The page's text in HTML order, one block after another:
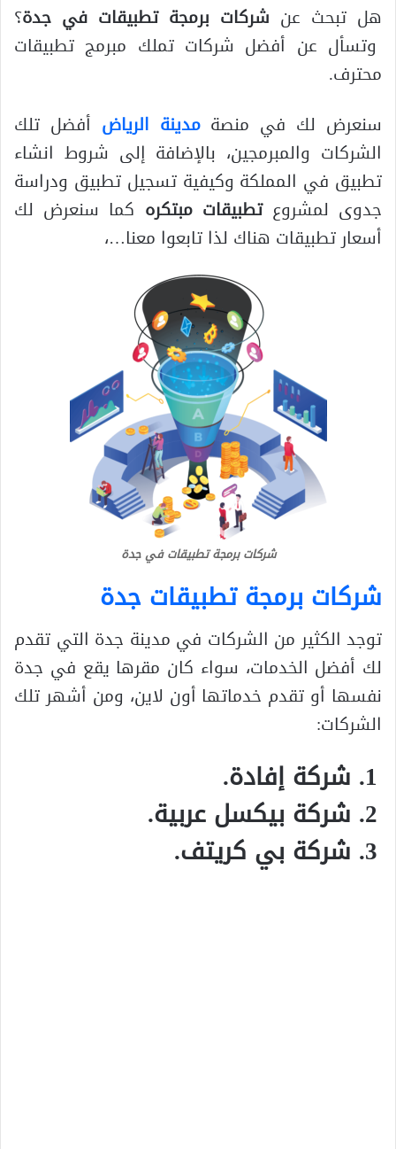
هل تبحث عن شركات برمجة تطبيقات في جدة؟
وتسأل عن أفضل شركات تملك مبرمج تطبيقات
محترف.
سنعرض لك في منصة مدينة الرياض أفضل تلك
الشركات والمبرمجين، بالإضافة إلى شروط انشاء
تطبيق في المملكة وكيفية تسجيل تطبيق ودراسة
جدوى لمشروعتطبيقات مبتكره كما سنعرض لك
أسعار تطبيقات هناك لذا تابعوا معنا…،
شركات برمجة تطبيقات في جدة
شركات برمجة تطبيقات جدة
توجد الكثير من الشركات في مدينة جدة التي تقدم
لك أفضل الخدمات، سواء كان مقرها يقع في جدة
نفسها أو تقدم خدماتها أون لاين، ومن أشهر تلك
الشركات:
شركة إفادة.
شركة بيكسل عربية.
شركة بي كريتف.